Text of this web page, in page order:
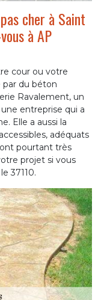
cher à Saint
à AP
cour ou votre
par du béton
Ravalement, un
entreprise qui a
Elle a aussi la
adéquats
pourtant très
projet si vous
37110.